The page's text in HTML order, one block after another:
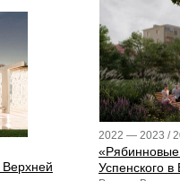
2022 — 2023 /
«Рябинновые
Успенского
Верхней